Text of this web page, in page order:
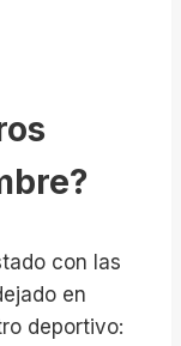
con las
en
deportivo: